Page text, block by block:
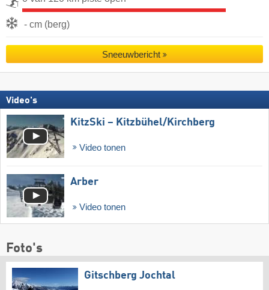
- cm (berg)
Sneeuwbericht
Video's
KitzSki – Kitzbühel/​Kirchberg
Video tonen
Arber
Video tonen
Foto's
Gitschberg Jochtal